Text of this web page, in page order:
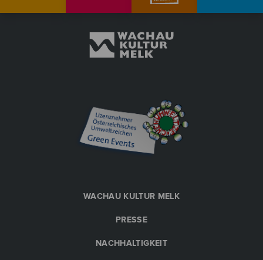
WACHAU KULTUR MELK
PRESSE
NACHHALTIGKEIT